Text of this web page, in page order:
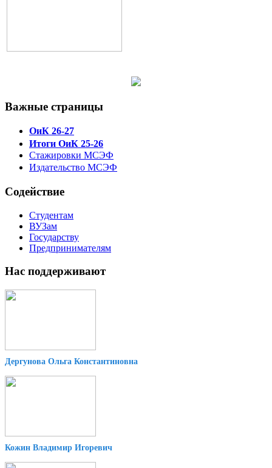
Важные страницы
ОиК 26-27
Итоги ОиК 25-26
Стажировки МСЭФ
Издательство МСЭФ
Содействие
Студентам
ВУЗам
Государству
Предпринимателям
Нас поддерживают
Дергунова Ольга Константиновна
Кожин Владимир Игоревич